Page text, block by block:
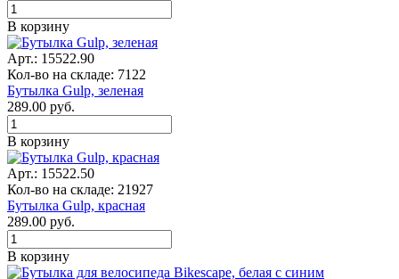
В корзину
Арт.: 15522.90
Кол-во на складе: 7122
Бутылка Gulp, зеленая
289.00 руб.
В корзину
Арт.: 15522.50
Кол-во на складе: 21927
Бутылка Gulp, красная
289.00 руб.
В корзину